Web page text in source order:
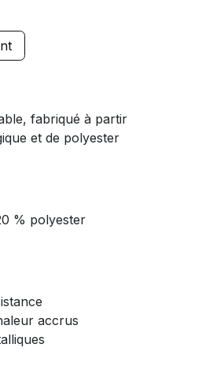
fabriqué à partir
et de polyester
% polyester
accrus